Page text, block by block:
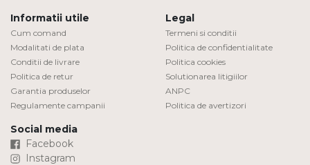
Informatii utile
Cum comand
Modalitati de plata
Conditii de livrare
Politica de retur
Garantia produselor
Regulamente campanii
Legal
Termeni si conditii
Politica de confidentialitate
Politica cookies
Solutionarea litigiilor
ANPC
Politica de avertizori
Social media
Facebook
Instagram